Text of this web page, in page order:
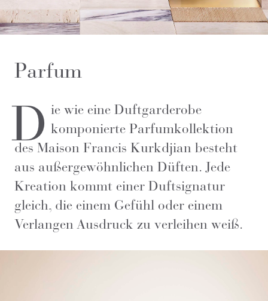
Parfum
D ie wie eine Duftgarderobe
komponierte Parfumkollektion
des Maison Francis Kurkdjian besteht
aus außergewöhnlichen Düften. Jede
Kreation kommt einer Duftsignatur
gleich, die einem Gefühl oder einem
Verlangen Ausdruck zu verleihen weiß.